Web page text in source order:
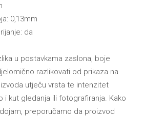
0,13mm
da
u postavkama zaslona, boje
razlikovati od prikaza na
utječu vrsta te intenzitet
i kut gledanja ili fotografiranja. Kako
preporučamo da proizvod